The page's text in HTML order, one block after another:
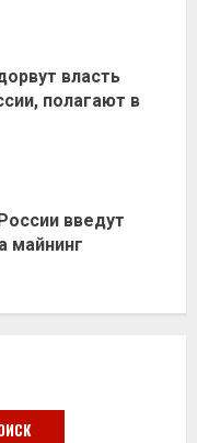
власть
полагают в
введут
майнинг